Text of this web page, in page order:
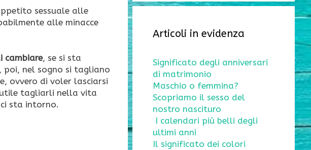
sessuale alle
alle minacce
cambiare, se si sta
poi, nel sogno si tagliano
ovvero di voler lasciarsi
utile tagliarli nella vita
sta intorno.
Articoli in evidenza
Significato degli anniversari
di matrimonio
Maschio o femmina?
Scopriamo il sesso del
nostro nascituro
I calendari più belli degli
ultimi anni
Il significato dei colori